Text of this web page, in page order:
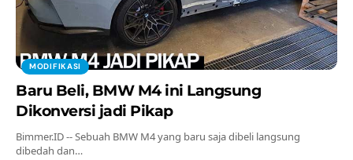
MODIFIKASI
Baru Beli, BMW M4 ini Langsung
Dikonversi jadi Pikap
Bimmer.ID -- Sebuah BMW M4 yang baru saja dibeli langsung
dibedah dan…